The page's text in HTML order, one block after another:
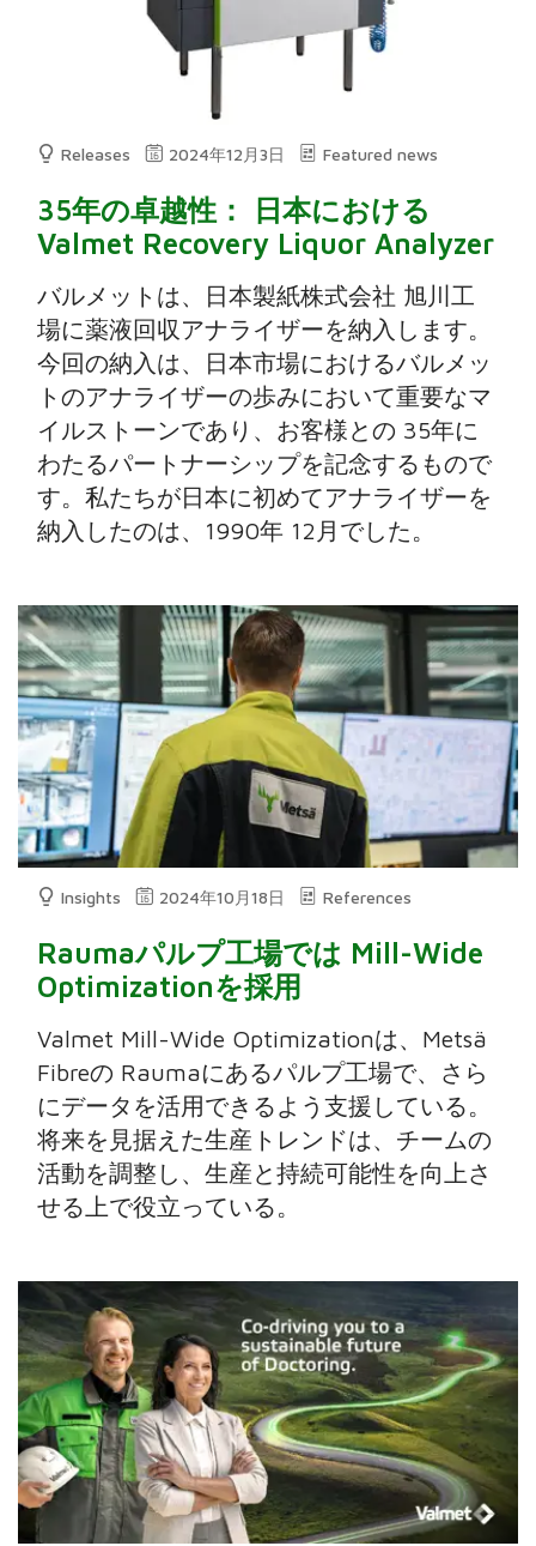
Releases 2024年12月3日 Featured news
35年の卓越性： 日本における
Valmet Recovery Liquor Analyzer
バルメットは、日本製紙株式会社 旭川工
場に薬液回収アナライザーを納入します。
今回の納入は、日本市場におけるバルメッ
トのアナライザーの歩みにおいて重要なマ
イルストーンであり、お客様との 35年に
わたるパートナーシップを記念するもので
す。私たちが日本に初めてアナライザーを
納入したのは、1990年 12月でした。
Insights 2024年10月18日 References
Raumaパルプ工場では Mill-Wide
Optimizationを採用
Valmet Mill-Wide Optimizationは、Metsä
Fibreの Raumaにあるパルプ工場で、さら
にデータを活用できるよう支援している。
将来を見据えた生産トレンドは、チームの
活動を調整し、生産と持続可能性を向上さ
せる上で役立っている。